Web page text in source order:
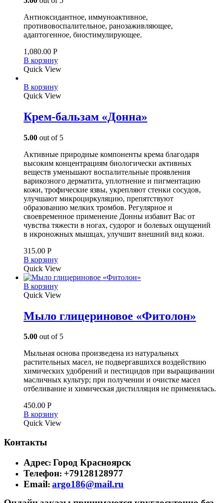
Антиоксидантное, иммуноактивное,
противовоспалительное, ранозаживляющее,
адаптогенное, биостимулирующее.
1,080.00 Р
В корзину
Quick View
В корзину
Quick View
Крем-бальзам «Донна»
5.00 out of 5
Активные природные компоненты крема благодаря
высоким концентрациям биологически активных
веществ уменьшают воспалительные проявления
варикозного дерматита, уплотнение и пигментацию
кожи, трофические язвы, укрепляют стенки сосудов,
улучшают микроциркуляцию, препятствуют
образованию мелких тромбов. Регулярное и
своевременное применение Донны избавит Вас от
чувства тяжести в ногах, судорог и болевых ощущений
в икроножных мышцах, улучшит внешний вид кожи.
315.00 Р
В корзину
Quick View
В корзину
Quick View
Мыло глицериновое «Фитолон»
5.00 out of 5
Мыльная основа произведена из натуральных
растительных масел, не подвергавшихся воздействию
химических удобрений и пестицидов при выращивании
масличных культур; при получении и очистке масел
отбеливание и химическая дистилляция не применялась.
450.00 Р
В корзину
Quick View
Контакты
Адрес: Город Красноярск
Телефон: +79128128977
Email: argo186@mail.ru